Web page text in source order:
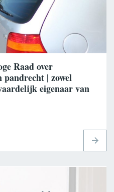
Raad over
pandrecht | zowel
eigenaar van